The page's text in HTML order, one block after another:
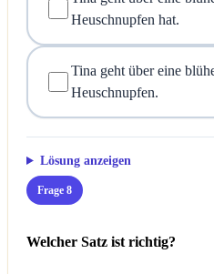
Heuschnupfen hat.
Tina geht über eine
Heuschnupfen.
Lösung anzeigen
Frage 8
Welcher Satz ist richtig?